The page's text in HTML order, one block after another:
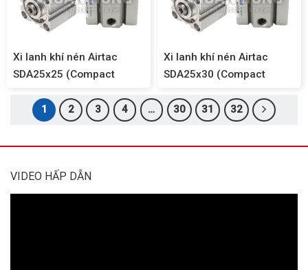
Xi lanh khí nén Airtac
SDA25x25 (Compact
Xi lanh khí nén Airtac
SDA25x30 (Compact
1
2 3 4 … 30 31 32
VIDEO HẤP DẪN